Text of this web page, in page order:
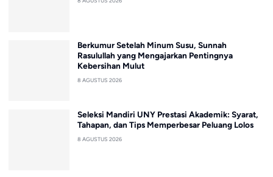
Berkumur Setelah Minum Susu, Sunnah
Rasulullah yang Mengajarkan Pentingnya
Kebersihan Mulut
8 AGUSTUS 2026
Seleksi Mandiri UNY Prestasi Akademik: Syarat,
Tahapan, dan Tips Memperbesar Peluang Lolos
8 AGUSTUS 2026